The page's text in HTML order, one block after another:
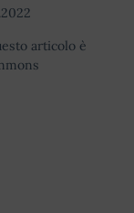
articolo è